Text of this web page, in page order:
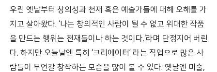
우린 옛날부터 창의성과 천재 혹은 예술가들에 대해 오해를 가
지고 살아왔다. ‘나는 창의적인 사람이 될 수 없고 위대한 작품
을 만드는 행위는 천재들이나 하는 것이다.‘라며 단정지어 버린
다. 하지만 오늘날엔 특히 ‘크리에이터’ 라는 직업으로 많은 사
람들이 무언갈 창작하는 모습을 많이 볼 수 있다. 옛날엔 미술,